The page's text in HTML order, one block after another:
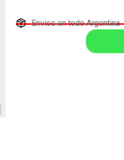
Envios en todo Argentina